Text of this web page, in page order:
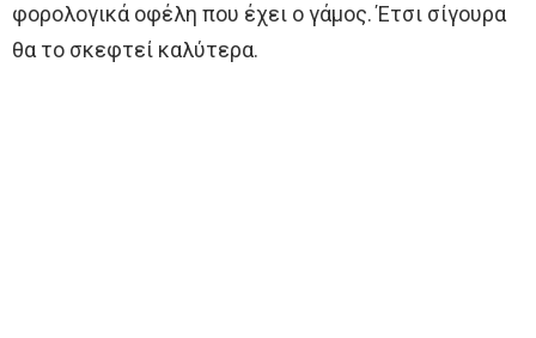
φορολογικά οφέλη που έχει ο γάμος. Έτσι σίγουρα
θα το σκεφτεί καλύτερα.